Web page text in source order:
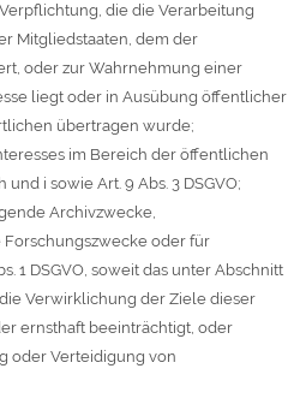
die die Verarbeitung
Mitgliedstaaten, dem der
oder zur Wahrnehmung einer
liegt oder in Ausübung öffentlicher
übertragen wurde;
im Bereich der öffentlichen
i sowie Art. 9 Abs. 3 DSGVO;
Archivzwecke,
oder für
1 DSGVO, soweit das unter Abschnitt
Verwirklichung der Ziele dieser
ernsthaft beeinträchtigt, oder
oder Verteidigung von